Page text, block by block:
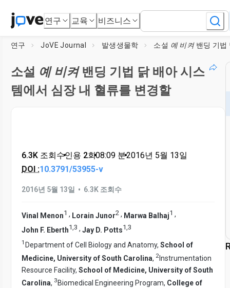
연구 교육 비즈니스
연구 JoVE Journal 발생생물학 소설 예 비켜밴딩 기법 닭 배아 시스템에서 심장
소설 예 비켜밴딩 기법 닭 배아 시스
템에서 심장 내 혈류를 변경할
6.3K 조회수•인용 2회•08:09 분•2016년 5월 13일
DOI :10.3791/53955-v
2016년 5월 13일 • 6.3K 조회수
Vinal Menon1 , Lorain Junor2 , Marwa Balhaj1 ,
John F. Eberth1 3 , Jay D. Potts1 3
1 Department of Cell Biology and Anatomy, School of
Medicine, University of South Carolina, 2 Instrumentation
Resource Facility, School of Medicine, University of South
Carolina, 3 Biomedical Engineering Program, College of